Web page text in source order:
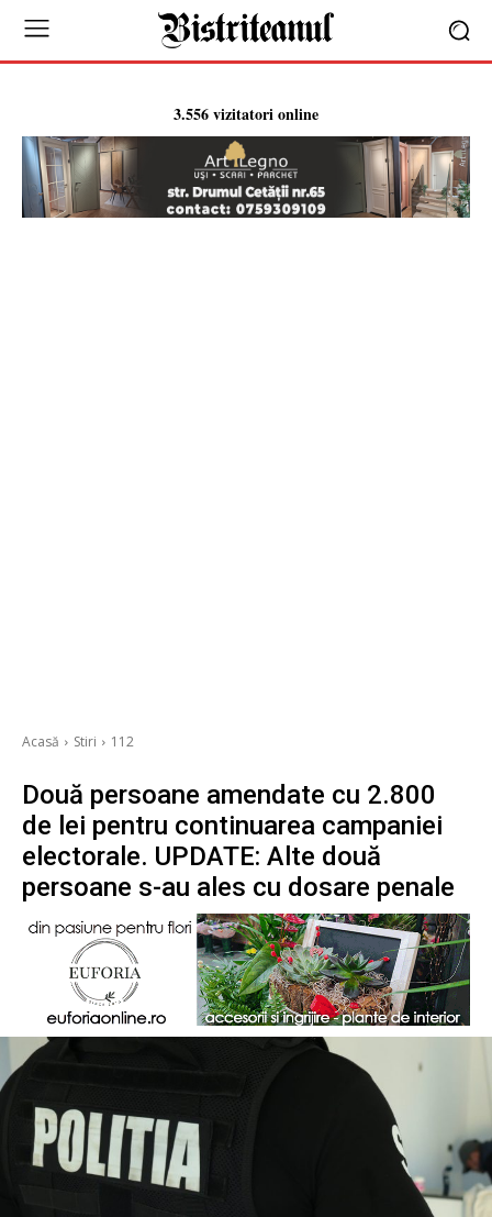
3.556 vizitatori online
Acasă Stiri 112
Două persoane amendate cu 2.800
de lei pentru continuarea campaniei
electorale. UPDATE: Alte două
persoane s-au ales cu dosare penale